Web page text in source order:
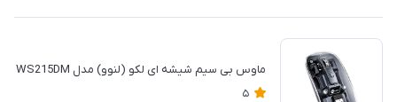
ماوس بی سیم شیشه ای لکو (لنوو) مدل WS215DM
5